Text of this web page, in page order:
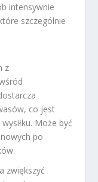
intensywnie
szczególnie
z
co jest
Może być
po
zwiększyć